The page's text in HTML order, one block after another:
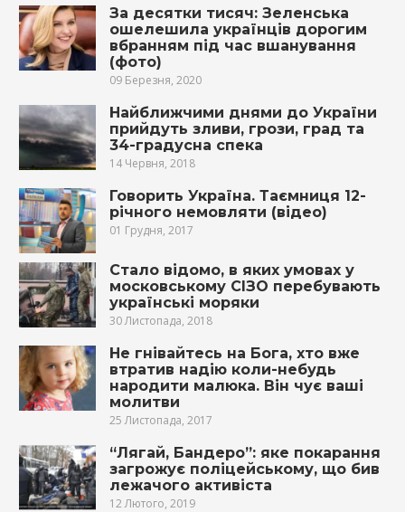
За десятки тисяч: Зеленська
ошелешила українців дорогим
вбранням під час вшанування
(фото)
09 Березня, 2020
Найближчими днями до України
прийдуть зливи, грози, град та
34-градусна спека
14 Червня, 2018
Говорить Україна. Таємниця 12-
річного немовляти (відео)
01 Грудня, 2017
Стало відомо, в яких умовах у
московському СІЗО перебувають
українські моряки
30 Листопада, 2018
Не гнівайтесь на Бога, хто вже
втратив надію коли-небудь
народити малюка. Він чує ваші
молитви
25 Листопада, 2017
“Лягай, Бандеро”: яке покарання
загрожує поліцейському, що бив
лежачого активіста
12 Лютого, 2019